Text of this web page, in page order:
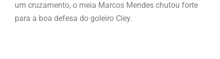
um cruzamento, o meia Marcos Mendes chutou forte
para a boa defesa do goleiro Cley.